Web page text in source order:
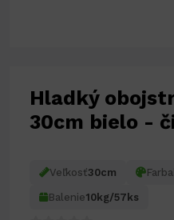
Hladký
30cm bielo -
Veľkosť30cm Farba
Balenie10kg/57ks